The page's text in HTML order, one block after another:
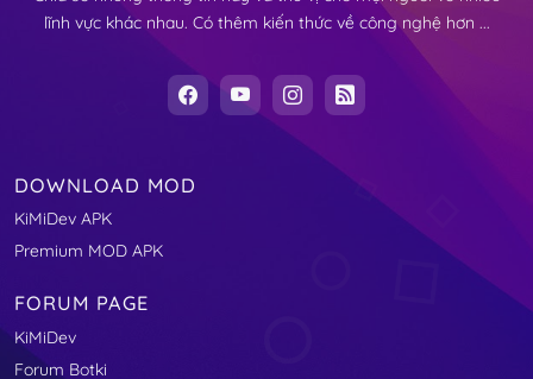
lĩnh vực khác nhau. Có thêm kiến thức về công nghệ hơn ...
DOWNLOAD MOD
KiMiDev APK
Premium MOD APK
FORUM PAGE
KiMiDev
Forum Botki